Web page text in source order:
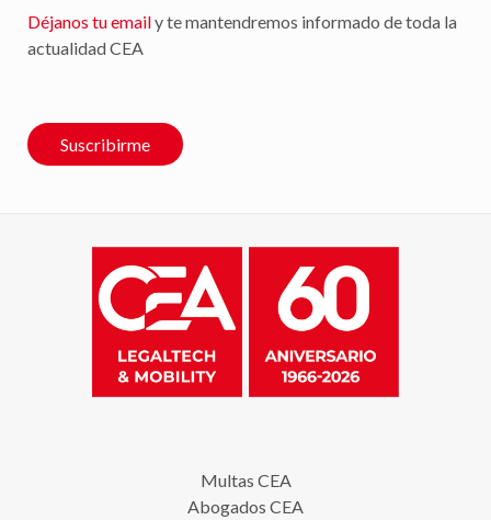
Déjanos tu emaily te mantendremos informado de toda la
actualidad CEA
Suscribirme
Multas CEA
Abogados CEA